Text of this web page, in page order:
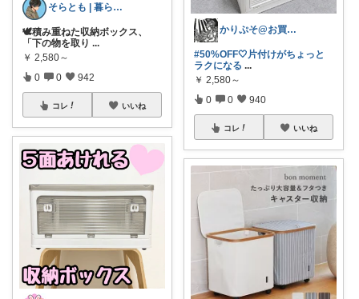
そらとも | 暮らしItem🕊️朝コレ
🕊️積み重ねた収納ボックス、
「下の物を取り ...
￥ 2,580～
0 0 942
コレ いいね
かりぷそ@お買い物の応援します
#50%OFF🤍片付けがちょっと
ラクになる ...
￥ 2,580～
0 0 940
コレ いいね